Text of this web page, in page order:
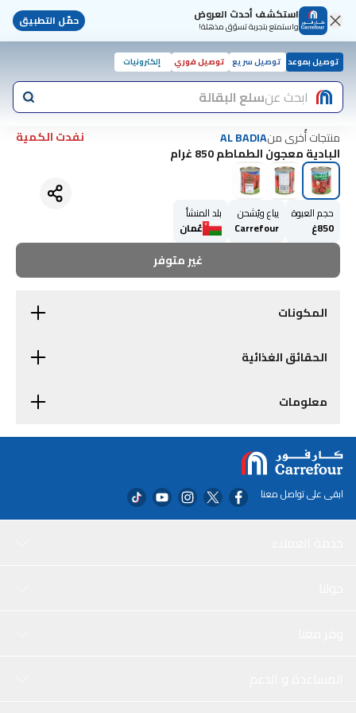
استكشف أحدث العروض
واستمتع بتجربة تسوّق مذهلة! حمّل التطبيق
توصيل بموعد توصيل سريع توصيل فوري إلكترونيات
ابحث عنسلع البقالة
منتجات أُخرى منAL BADIA
نفدت الكمية
البادية معجون الطماطم 850 غرام
حجم العبوة
850غ
يباع ويُشحن
Carrefour
بلد المنشأ
عُمان
غير متوفر
المكونات
الحقائق الغذائية
معلومات
ابقى على تواصل معنا